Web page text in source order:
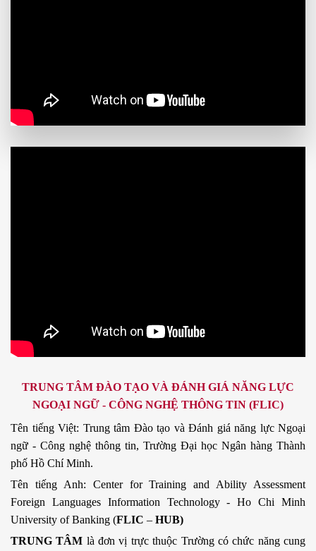
TRUNG TÂM ĐÀO TẠO VÀ ĐÁNH GIÁ NĂNG LỰC
NGOẠI NGỮ - CÔNG NGHỆ THÔNG TIN (FLIC)
Tên tiếng Việt: Trung tâm Đào tạo và Đánh giá năng lực Ngoại
ngữ - Công nghệ thông tin, Trường Đại học Ngân hàng Thành
phố Hồ Chí Minh.
Tên tiếng Anh: Center for Training and Ability Assessment
Foreign Languages Information Technology - Ho Chi Minh
University of Banking (FLIC – HUB)
TRUNG TÂM là đơn vị trực thuộc Trường có chức năng cung